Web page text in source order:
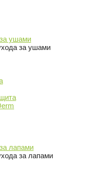
ушами
за ушами
лапами
за лапами